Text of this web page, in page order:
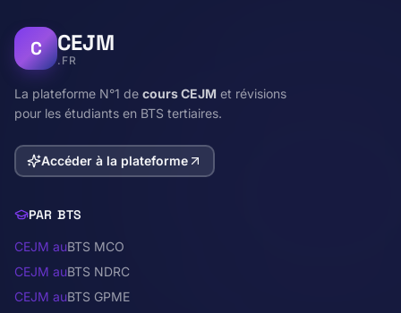
C CEJM
.FR
La plateforme N°1 de cours CEJM et révisions
pour les étudiants en BTS tertiaires.
Accéder à la plateforme
PAR BTS
CEJM auBTS MCO
CEJM auBTS NDRC
CEJM auBTS GPME